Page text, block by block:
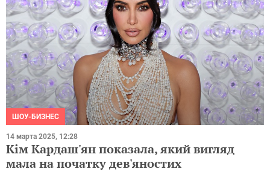
ШОУ-БИЗНЕС
14 марта 2025, 12:28
Кім Кардаш'ян показала, який вигляд
мала на початку дев'яностих